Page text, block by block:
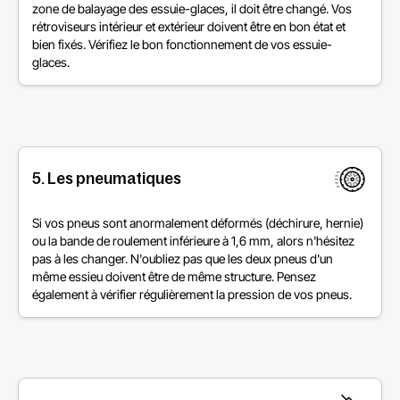
zone de balayage des essuie-glaces, il doit être changé. Vos
rétroviseurs intérieur et extérieur doivent être en bon état et
bien fixés. Vérifiez le bon fonctionnement de vos essuie-
glaces.
5. Les pneumatiques
Si vos pneus sont anormalement déformés (déchirure, hernie)
ou la bande de roulement inférieure à 1,6 mm, alors n'hésitez
pas à les changer. N'oubliez pas que les deux pneus d'un
même essieu doivent être de même structure. Pensez
également à vérifier régulièrement la pression de vos pneus.